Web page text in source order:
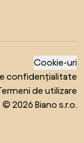
Cookie-uri
confidențialitate
de utilizare
© 2026 Biano s.r.o.